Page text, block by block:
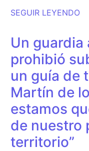
SEGUIR LEYENDO
Un guardia
prohibió
un guía de
Martín de
estamos
de nuestro
territorio”